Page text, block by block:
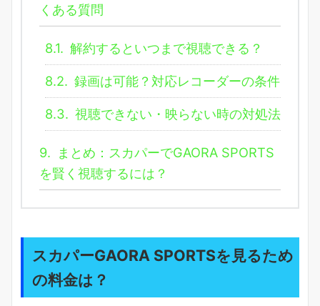
くある質問
8.1. 解約するといつまで視聴できる？
8.2. 録画は可能？対応レコーダーの条件
8.3. 視聴できない・映らない時の対処法
9.
まとめ：スカパーでGAORA SPORTS
を賢く視聴するには？
スカパーGAORA SPORTSを見るため
の料金は？